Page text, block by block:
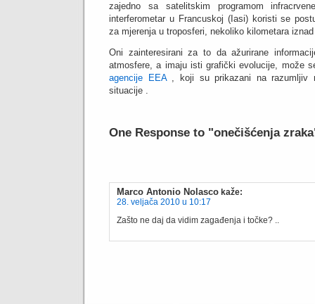
zajedno sa satelitskim programom
interferometar u Francuskoj (Iasi) koristi se
za mjerenja u troposferi, nekoliko kilometara
Oni zainteresirani za to da ažurirane
atmosfere, a imaju isti grafički evolucije, može
agencije EEA, koji su prikazani na razumljiv
situacije .
One Response to "onečišćenja
Marco Antonio Nolasco kaže:
28. veljača 2010 u 10:17
Zašto ne daj da vidim zagađenja i točke? ..